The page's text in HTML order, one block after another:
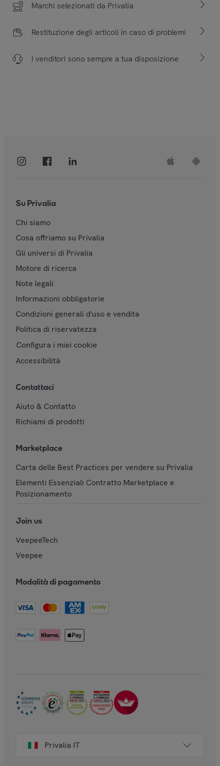
Marchi selezionati da Privalia
Restituzione degli articoli in caso di problemi
I venditori sono sempre a tua disposizione
Su Privalia
Chi siamo
Cosa offriamo su Privalia
Gli universi di Privalia
Motore di ricerca
Note legali
Informazioni obbligatorie
Condizioni generali d'uso e vendita
Politica di riservatezza
Configura i miei cookie
Accessibilità
Contattaci
Aiuto & Contatto
Richiami di prodotti
Marketplace
Carta delle Best Practices per vendere su Privalia
Elementi Essenziali Contratto Marketplace e
Posizionamento
Join us
VeepeeTech
Veepee
Modalità di pagamento
Privalia IT